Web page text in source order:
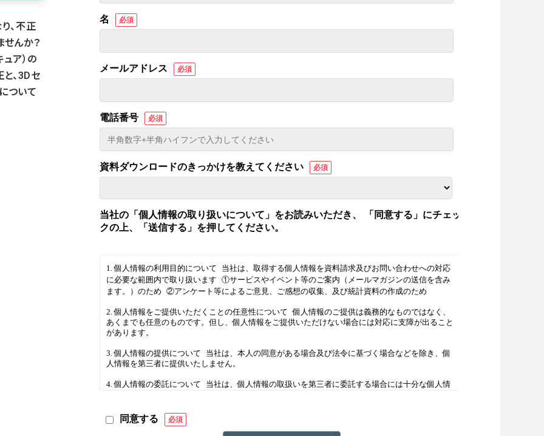
、不正
んか？
ア）の
と、3Dセ
ついて